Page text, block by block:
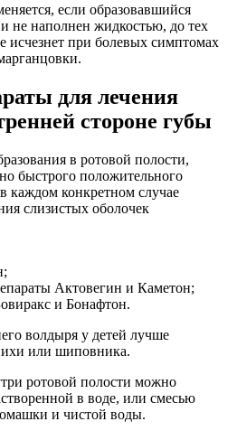
если образовавшийся
не наполнен жидкостью, до тех
исчезнет при болевых симптомах
для лечения
стороне губы
в ротовой полости,
быстрого положительного
каждом конкретном случае
слизистых оболочек
Актовегин и Каметон;
и Бонафтон.
волдыря у детей лучше
или шиповника.
ротовой полости можно
в воде, или смесью
и чистой воды.